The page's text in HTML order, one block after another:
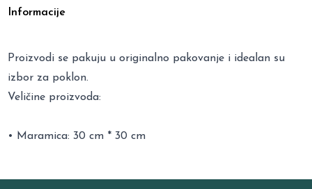
Informacije
Proizvodi se pakuju u originalno pakovanje i idealan su
izbor za poklon.
Veličine proizvoda:
• Maramica: 30 cm * 30 cm